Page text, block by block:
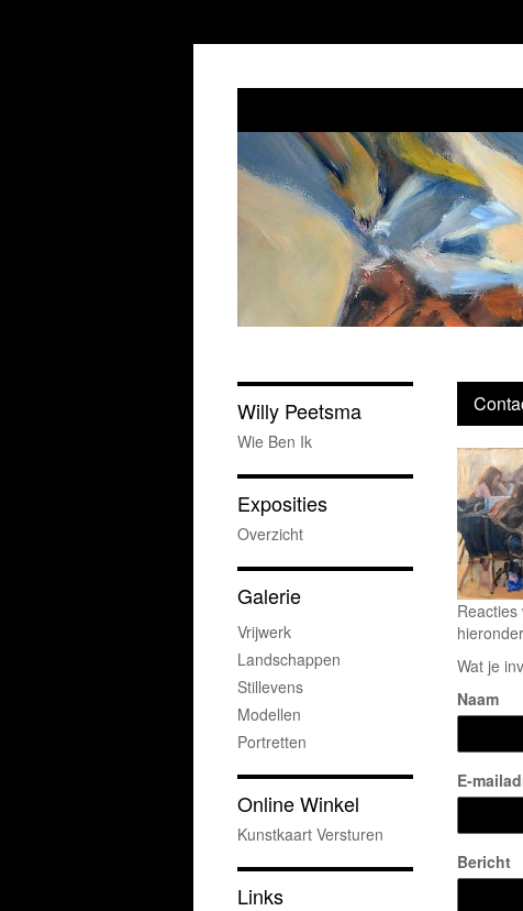
Wat je
Naam
E-
Bericht
Willy Peetsma
Wie Ben Ik
Exposities
Overzicht
Galerie
Vrijwerk
Landschappen
Stillevens
Modellen
Portretten
Online Winkel
Kunstkaart Versturen
Links